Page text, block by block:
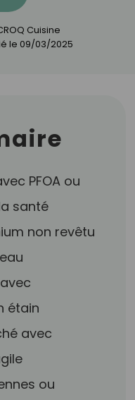
Cuisine
le 09/03/2025
PFOA ou
santé
non revêtu
étain
avec
ou